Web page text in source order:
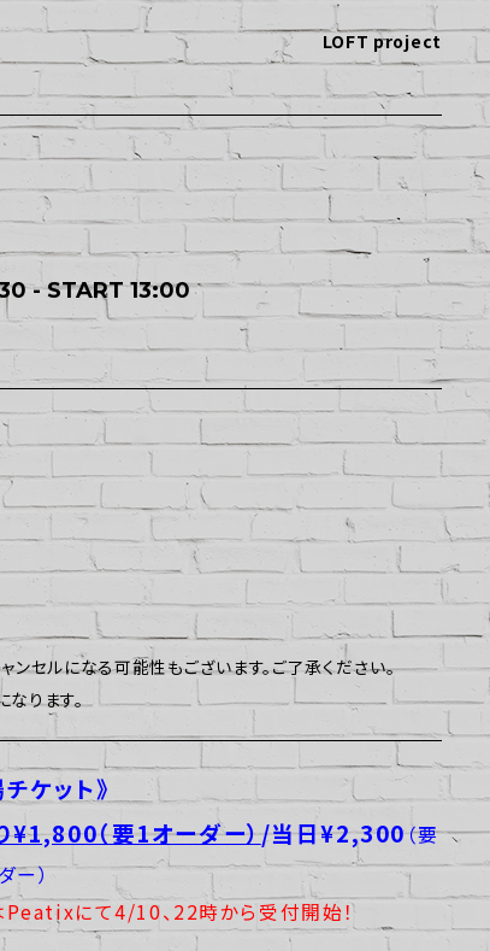
LOFT project
- START 13:00
セルになる可能性もございます。ご了承ください。
ります。
チケット》
¥1,800（要1オーダー）/当日¥2,300（要
ー）
にて4/10、22時から受付開始！